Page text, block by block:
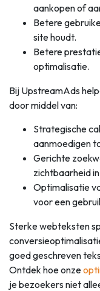
aankopen of
Betere
site houdt.
Betere
optimalisatie.
Bij UpstreamAds
door middel van:
Strategische
aanmoedigen
Gerichte
zichtbaarheid
Optimalisatie
voor een
Sterke webteksten
goed geschreven
Ontdek hoe onze
je bezoekers niet